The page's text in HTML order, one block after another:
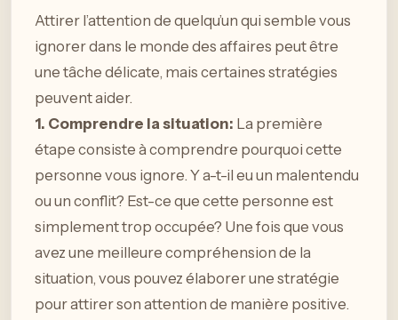
Attirer l’attention de quelqu’un qui semble vous
ignorer dans le monde des affaires peut être
une tâche délicate, mais certaines stratégies
peuvent aider.
1. Comprendre la situation: La première
étape consiste à comprendre pourquoi cette
personne vous ignore. Y a-t-il eu un malentendu
ou un conflit? Est-ce que cette personne est
simplement trop occupée? Une fois que vous
avez une meilleure compréhension de la
situation, vous pouvez élaborer une stratégie
pour attirer son attention de manière positive.